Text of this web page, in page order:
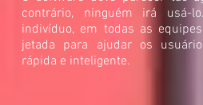
contrário, ninguém irá usá-
indivíduo, em todas as
jetada para ajudar os
rápida e inteligente.